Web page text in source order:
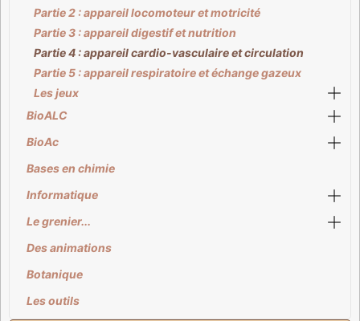
Partie 2 : appareil locomoteur et motricité
Partie 3 : appareil digestif et nutrition
Partie 4 : appareil cardio-vasculaire et circulation
Partie 5 : appareil respiratoire et échange gazeux
Les jeux
BioALC
BioAc
Bases en chimie
Informatique
Le grenier...
Des animations
Botanique
Les outils